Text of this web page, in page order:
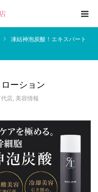
凍結神泡炭酸！エキスパート
ーション
店, 美容情報